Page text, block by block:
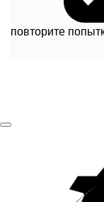
повторите